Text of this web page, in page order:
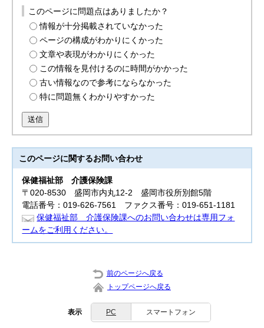
このページに問題点はありましたか？
情報が十分掲載されていなかった
ページの構成がわかりにくかった
文章や表現がわかりにくかった
この情報を見付けるのに時間がかかった
古い情報なので参考にならなかった
特に問題無くわかりやすかった
送信
このページに関するお問い合わせ
保健福祉部介護保険課
〒020-8530 盛岡市内丸12-2 盛岡市役所別館5階
電話番号：019-626-7561 ファクス番号：019-651-1181
保健福祉部 介護保険課へのお問い合わせは専用フォ
ームをご利用ください。
前のページへ戻る
トップページへ戻る
表示 PC スマートフォン